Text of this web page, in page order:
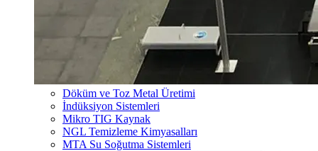
Döküm ve Toz Metal Üretimi
İndüksiyon Sistemleri
Mikro TIG Kaynak
NGL Temizleme Kimyasalları
MTA Su Soğutma Sistemleri